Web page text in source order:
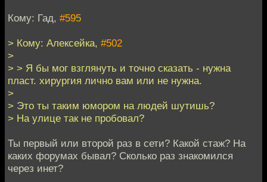
Кому: Гад, #595
> Кому: Алексейка, #502
>
> > Я бы мог взглянуть и точно сказать - нужна
пласт. хирургия лично вам или не нужна.
>
> Это ты таким юмором на людей шутишь?
> На улице так не пробовал?
Ты первый или второй раз в сети? Какой стаж? На
каких форумах бывал? Сколько раз знакомился
через инет?